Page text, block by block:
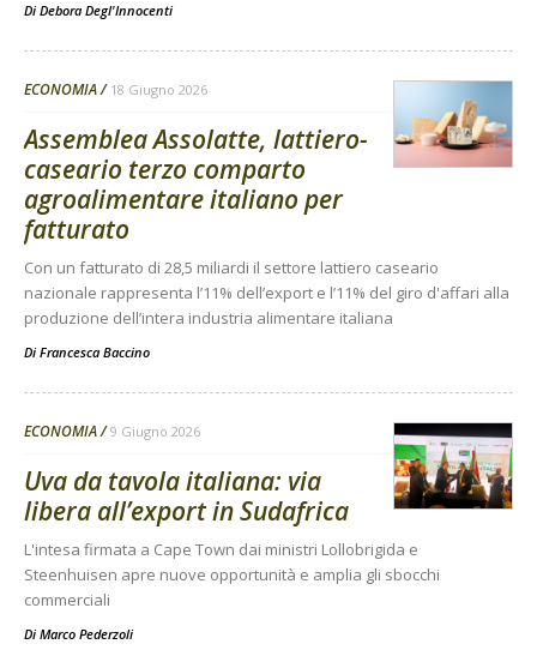
Di Debora Degl'Innocenti
ECONOMIA 18 Giugno 2026
Assemblea Assolatte, lattiero-
caseario terzo comparto
agroalimentare italiano per
fatturato
Con un fatturato di 28,5 miliardi il settore lattiero caseario
nazionale rappresenta l’11% dell’export e l’11% del giro d'affari alla
produzione dell’intera industria alimentare italiana
Di Francesca Baccino
ECONOMIA 9 Giugno 2026
Uva da tavola italiana: via
libera all’export in Sudafrica
L'intesa firmata a Cape Town dai ministri Lollobrigida e
Steenhuisen apre nuove opportunità e amplia gli sbocchi
commerciali
Di Marco Pederzoli